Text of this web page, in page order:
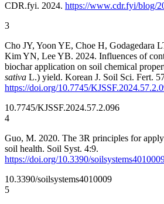
CDR.fyi. 2024. https://www.cdr.fyi/blog/
3
Cho JY, Yoon YE, Choe H, Godagedara
Kim YN, Lee YB. 2024. Influences of
biochar application on soil chemical
sativa L.) yield. Korean J. Soil Sci. Fert.
https://doi.org/10.7745/
10.7745/KJSSF.2024.57.2.096
4
Guo, M. 2020. The 3R principles for
soil health. Soil Syst. 4:9.
https://doi.org/10.3390/
10.3390/soilsystems4010009
5